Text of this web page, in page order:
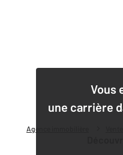
Agence immobilière
Vous
une carrière